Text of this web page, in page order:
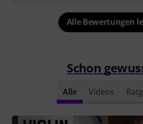
Alle Bewertungen
Schon
Alle Videos